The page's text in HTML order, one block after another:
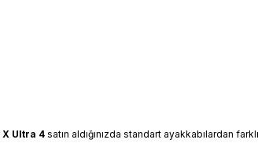
X Ultra 4 satın aldığınızda standart ayakkabılardan